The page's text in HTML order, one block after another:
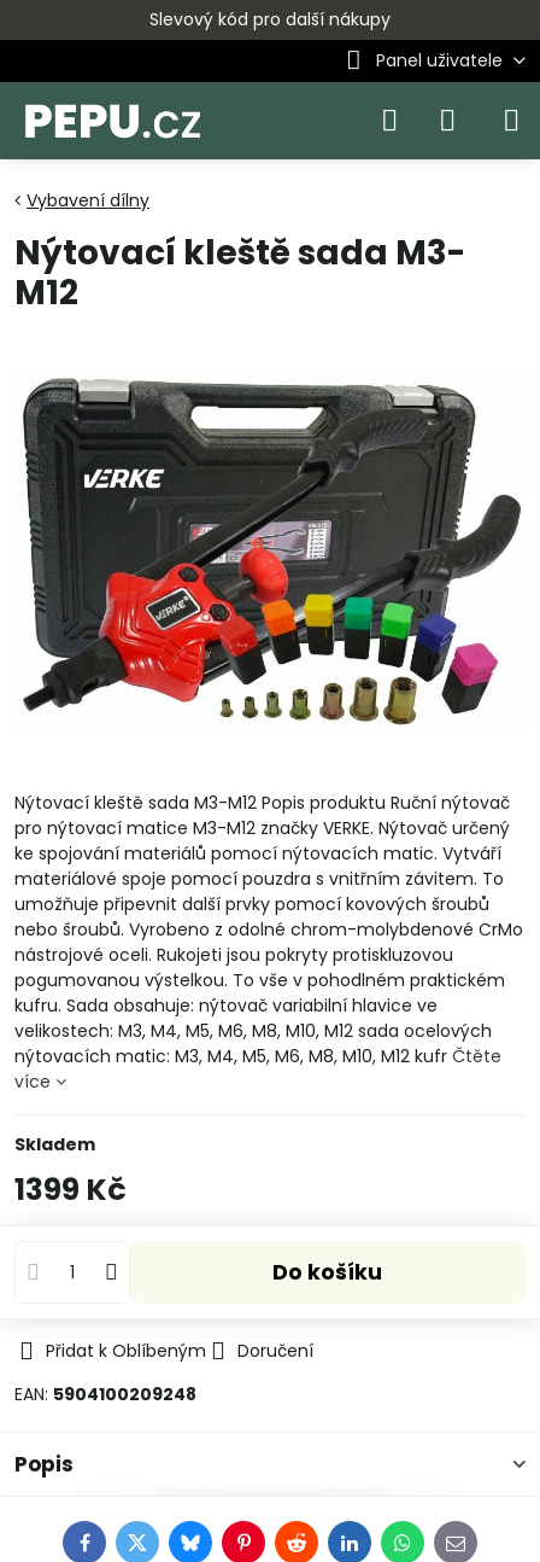
Slevový kód pro další nákupy
Panel uživatele
Vybavení dílny
Nýtovací kleště sada M3-
M12
Nýtovací kleště sada M3-M12 Popis produktu Ruční nýtovač
pro nýtovací matice M3-M12 značky VERKE. Nýtovač určený
ke spojování materiálů pomocí nýtovacích matic. Vytváří
materiálové spoje pomocí pouzdra s vnitřním závitem. To
umožňuje připevnit další prvky pomocí kovových šroubů
nebo šroubů. Vyrobeno z odolné chrom-molybdenové CrMo
nástrojové oceli. Rukojeti jsou pokryty protiskluzovou
pogumovanou výstelkou. To vše v pohodlném praktickém
kufru. Sada obsahuje: nýtovač variabilní hlavice ve
velikostech: M3, M4, M5, M6, M8, M10, M12 sada ocelových
nýtovacích matic: M3, M4, M5, M6, M8, M10, M12 kufr Čtěte
více
Skladem
1399 Kč
Do košíku
Přidat k Oblíbeným
Doručení
EAN: 5904100209248
Popis
FacebookTwitterBlueskyPinterestRedditLinkedInWhatsApp
E-